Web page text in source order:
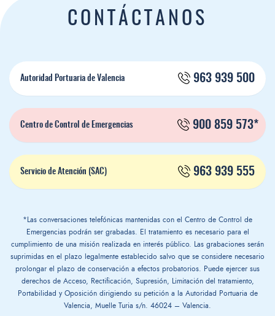
CONTÁCTANOS
Autoridad Portuaria de Valencia 963 939 500
Centro de Control de Emergencias 900 859 573*
Servicio de Atención (SAC) 963 939 555
*Las conversaciones telefónicas mantenidas con el Centro de Control de
Emergencias podrán ser grabadas. El tratamiento es necesario para el
cumplimiento de una misión realizada en interés público. Las grabaciones serán
suprimidas en el plazo legalmente establecido salvo que se considere necesario
prolongar el plazo de conservación a efectos probatorios. Puede ejercer sus
derechos de Acceso, Rectificación, Supresión, Limitación del tratamiento,
Portabilidad y Oposición dirigiendo su petición a la Autoridad Portuaria de
Valencia, Muelle Turia s/n. 46024 – Valencia.